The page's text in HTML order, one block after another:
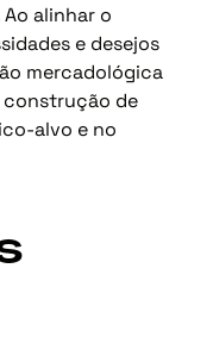
alinhar o
e desejos
mercadológica
de
alvo e no